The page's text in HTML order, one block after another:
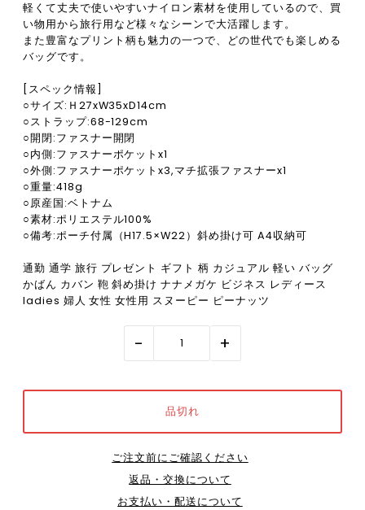
軽くて丈夫で使いやすいナイロン素材を使用しているので、買
い物用から旅行用など様々なシーンで大活躍します。
また豊富なプリント柄も魅力の一つで、どの世代でも楽しめる
バッグです。
[スペック情報]
○サイズ:Ｈ27xW35xD14cm
○ストラップ:68-129cm
○開閉:ファスナー開閉
○内側:ファスナーポケットx1
○外側:ファスナーポケットx3,マチ拡張ファスナーx1
○重量:418g
○原産国:ベトナム
○素材:ポリエステル100%
○備考:ポーチ付属（H17.5×W22）斜め掛け可 A4収納可
通勤 通学 旅行 プレゼント ギフト 柄 カジュアル 軽い バッグ
かばん カバン 鞄 斜め掛け ナナメガケ ビジネス レディース
ladies 婦人 女性 女性用 スヌーピー ピーナッツ
- +
ご注文前にご確認ください
返品・交換について
お支払い・配送について